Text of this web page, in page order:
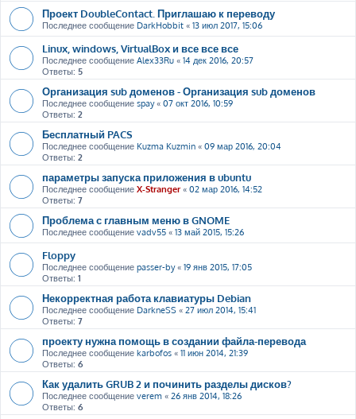
Проект DoubleContact. Приглашаю к переводу
Последнее сообщение DarkHobbit « 13 июл 2017, 15:06
Linux, windows, VirtualBox и все все все
Последнее сообщение Alex33Ru « 14 дек 2016, 20:57
Ответы: 5
Организация sub доменов - Организация sub доменов
Последнее сообщение spay« 07 окт 2016, 10:59
Ответы: 2
Бесплатный PACS
Последнее сообщение Kuzma Kuzmin « 09 мар 2016, 20:04
Ответы: 2
параметры запуска приложения в ubuntu
Последнее сообщение X-Stranger« 02 мар 2016, 14:52
Ответы: 7
Проблема с главным меню в GNOME
Последнее сообщение vadv55 « 13 май 2015, 15:26
Floppy
Последнее сообщение passer-by« 19 янв 2015, 17:05
Ответы: 1
Некорректная работа клавиатуры Debian
Последнее сообщение DarkneSS « 27 июл 2014, 15:41
Ответы: 7
проекту нужна помощь в создании файла-перевода
Последнее сообщение karbofos « 11 июн 2014, 21:39
Ответы: 6
Как удалить GRUB 2 и починить разделы дисков?
Последнее сообщение verem « 26 янв 2014, 18:26
Ответы: 6